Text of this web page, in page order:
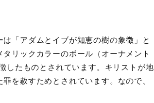
「アダムとイブが知恵の樹の象徴」と
リックカラーのボール（オーナメント
したものとされています。キリストが地
を赦すためとされています。なので、